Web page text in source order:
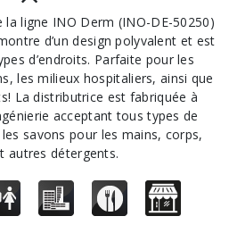
d’un design polyvalent et est
d’endroits. Parfaite pour les
les milieux hospitaliers, ainsi que
La distributrice est fabriquée à
acceptant tous types de
savons pour les mains, corps,
autres détergents.